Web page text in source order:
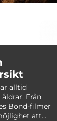
alltid
Från
Bond-filmer
att